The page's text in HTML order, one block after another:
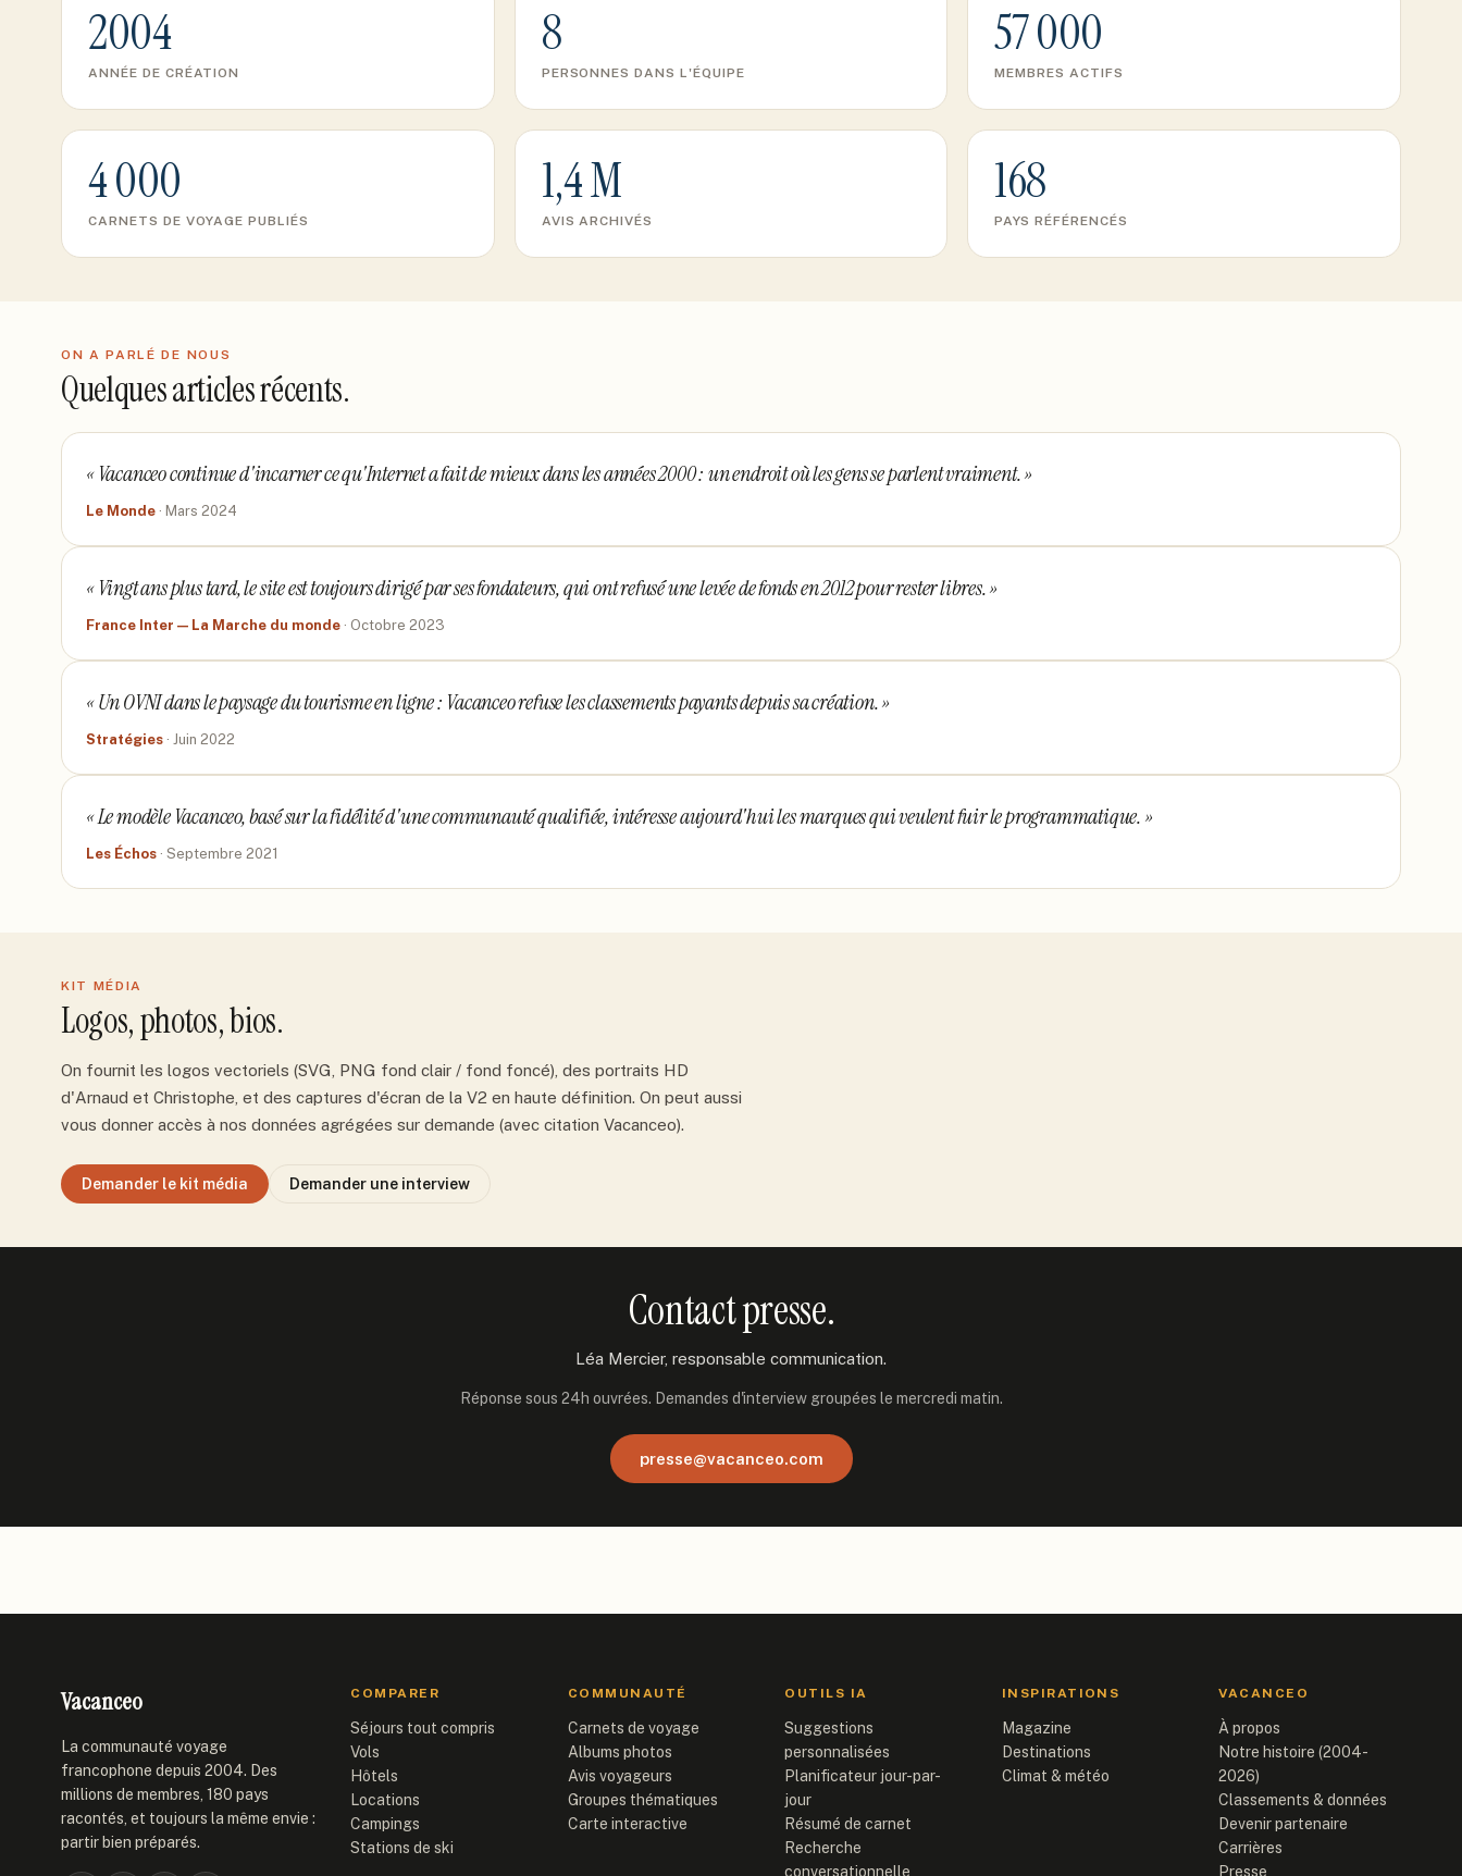
2004
ANNÉE DE CRÉATION
8
PERSONNES DANS L'ÉQUIPE
57 000
MEMBRES ACTIFS
4 000
CARNETS DE VOYAGE PUBLIÉS
1,4 M
AVIS ARCHIVÉS
168
PAYS RÉFÉRENCÉS
ON A PARLÉ DE NOUS
Quelques articles récents.
«Vacanceo continue d'incarner ce qu'Internet a fait de mieux dans les années 2000 : un endroit où les gens se parlent vraiment.»
Le Monde · Mars 2024
«Vingt ans plus tard, le site est toujours dirigé par ses fondateurs, qui ont refusé une levée de fonds en 2012 pour rester libres.»
France Inter — La Marche du monde · Octobre 2023
«Un OVNI dans le paysage du tourisme en ligne : Vacanceo refuse les classements payants depuis sa création.»
Stratégies · Juin 2022
«Le modèle Vacanceo, basé sur la fidélité d'une communauté qualifiée, intéresse aujourd'hui les marques qui veulent fuir le programmatique.»
Les Échos · Septembre 2021
KIT MÉDIA
Logos, photos, bios.
On fournit les logos vectoriels (SVG, PNG fond clair / fond foncé), des portraits HD
d'Arnaud et Christophe, et des captures d'écran de la V2 en haute définition. On peut aussi
vous donner accès à nos données agrégées sur demande (avec citation Vacanceo).
Demander le kit média Demander une interview
Contact presse.
Léa Mercier, responsable communication.
Réponse sous 24h ouvrées. Demandes d'interview groupées le mercredi matin.
presse@vacanceo.com
Vacanceo
La communauté voyage
francophone depuis 2004. Des
millions de membres, 180 pays
racontés, et toujours la même envie :
partir bien préparés.
COMPARER
Séjours tout compris
Vols
Hôtels
Locations
Campings
Stations de ski
COMMUNAUTÉ
Carnets de voyage
Albums photos
Avis voyageurs
Groupes thématiques
Carte interactive
OUTILS IA
Suggestions
personnalisées
Planificateur jour-par-
jour
Résumé de carnet
Recherche
conversationnelle
INSPIRATIONS
Magazine
Destinations
Climat & météo
VACANCEO
À propos
Notre histoire (2004-
2026)
Classements & données
Devenir partenaire
Carrières
Presse